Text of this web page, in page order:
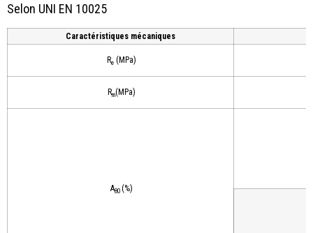
Selon UNI EN 10025
Caractéristiques mécaniques
Re (MPa)
Rm(MPa)
A80 (%)